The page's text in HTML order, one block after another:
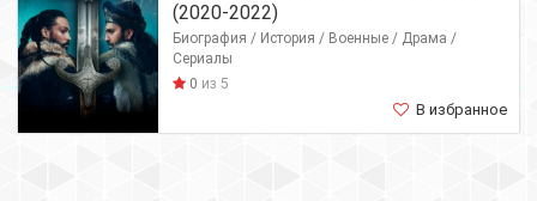
(2020-2022)
Биография / История / Военные / Драма /
Сериалы
0 из 5
В избранное